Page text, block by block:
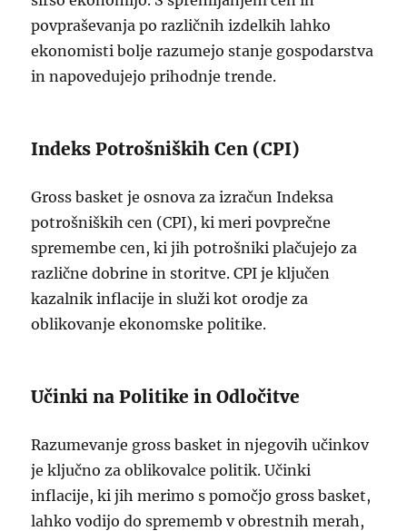
povpraševanja po različnih izdelkih lahko
ekonomisti bolje razumejo stanje gospodarstva
in napovedujejo prihodnje trende.
Indeks Potrošniških Cen (CPI)
Gross basket je osnova za izračun Indeksa
potrošniških cen (CPI), ki meri povprečne
spremembe cen, ki jih potrošniki plačujejo za
različne dobrine in storitve. CPI je ključen
kazalnik inflacije in služi kot orodje za
oblikovanje ekonomske politike.
Učinki na Politike in Odločitve
Razumevanje gross basket in njegovih učinkov
je ključno za oblikovalce politik. Učinki
inflacije, ki jih merimo s pomočjo gross basket,
lahko vodijo do sprememb v obrestnih merah,